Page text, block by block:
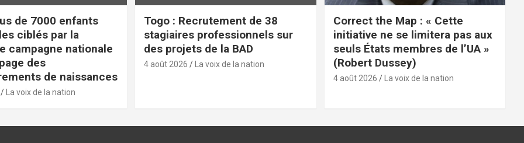
de 7000 enfants
ciblés par la
campagne nationale
des
de naissances
La voix de la nation
Togo : Recrutement de 38
stagiaires professionnels sur
des projets de la BAD
4 août 2026 La voix de la nation
Correct the Map : « Cette
initiative ne se limitera pas aux
seuls États membres de l’UA »
(Robert Dussey)
4 août 2026 La voix de la nation